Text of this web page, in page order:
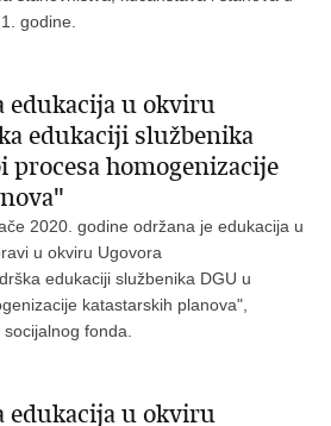
godine.
edukacija u okviru
edukaciji službenika
procesa homogenizacije
2020. godine održana je edukacija u
u okviru Ugovora
edukaciji službenika DGU u
katastarskih planova",
fonda.
edukacija u okviru